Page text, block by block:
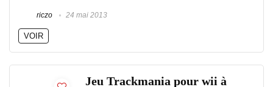
riczo 24 mai 2013
VOIR
Jeu Trackmania pour wii à